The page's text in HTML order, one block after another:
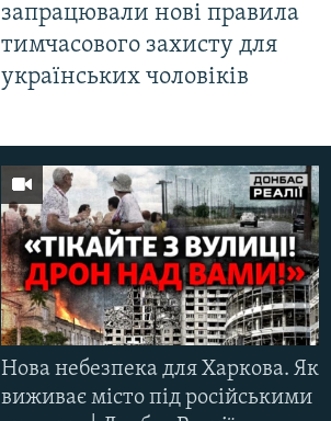
запрацювали нові правила
тимчасового захисту для
українських чоловіків
Нова небезпека для Харкова. Як
виживає місто під російськими